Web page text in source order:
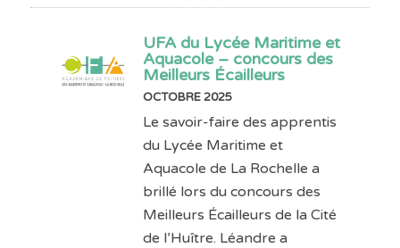
UFA du Lycée Maritime et
Aquacole – concours des
Meilleurs Écailleurs
OCTOBRE 2025
Le savoir-faire des apprentis
du Lycée Maritime et
Aquacole de La Rochelle a
brillé lors du concours des
Meilleurs Écailleurs de la Cité
de l’Huître. Léandre a